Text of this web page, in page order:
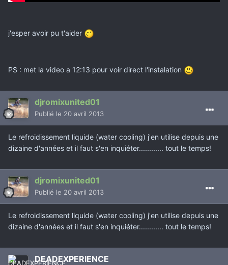
j'esper avoir pu t'aider
PS : met la video a 12:13 pour voir direct l'instalation
djromixunited01
Publié le 20 avril 2013
Le refroidissement liquide (water cooling) j'en utilise depuis une
dizaine d'années et il faut s'en inquiéter............ tout le temps!
djromixunited01
Publié le 20 avril 2013
Le refroidissement liquide (water cooling) j'en utilise depuis une
dizaine d'années et il faut s'en inquiéter............ tout le temps!
DEADEXPERIENCE